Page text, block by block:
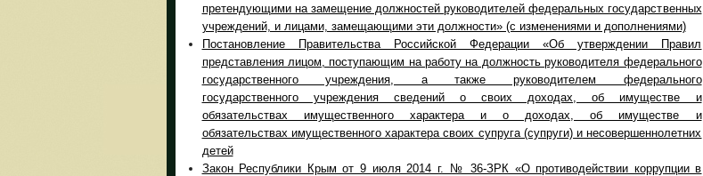
претендующими на замещение должностей руководителей федеральных государственных
учреждений, и лицами, замещающими эти должности» (с изменениями и дополнениями)
Постановление Правительства Российской Федерации «Об утверждении Правил
представления лицом, поступающим на работу на должность руководителя федерального
государственного учреждения, а также руководителем федерального
государственного учреждения сведений о своих доходах, об имуществе и
обязательствах имущественного характера и о доходах, об имуществе и
обязательствах имущественного характера своих супруга (супруги) и несовершеннолетних
детей
Закон Республики Крым от 9 июля 2014 г. № 36-ЗРК «О противодействии коррупции в